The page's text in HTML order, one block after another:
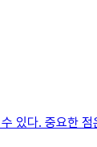
있다. 중요한